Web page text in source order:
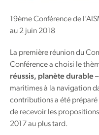
19ème Conférence de
au 2 juin 2018
La première réunion du
Conférence a choisi le
réussis, planète durable
maritimes à la navigation
contributions a été
de recevoir les
2017 au plus tard.